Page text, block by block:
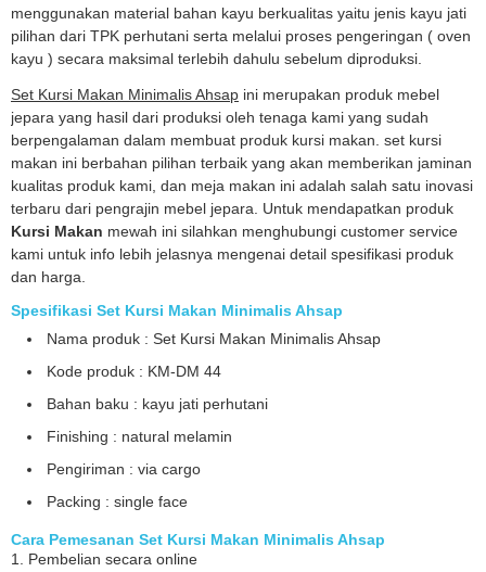
menggunakan material bahan kayu berkualitas yaitu jenis kayu jati
pilihan dari TPK perhutani serta melalui proses pengeringan ( oven
kayu ) secara maksimal terlebih dahulu sebelum diproduksi.
Set Kursi Makan Minimalis Ahsap ini merupakan produk mebel
jepara yang hasil dari produksi oleh tenaga kami yang sudah
berpengalaman dalam membuat produk kursi makan. set kursi
makan ini berbahan pilihan terbaik yang akan memberikan jaminan
kualitas produk kami, dan meja makan ini adalah salah satu inovasi
terbaru dari pengrajin mebel jepara. Untuk mendapatkan produk
Kursi Makan mewah ini silahkan menghubungi customer service
kami untuk info lebih jelasnya mengenai detail spesifikasi produk
dan harga.
Spesifikasi Set Kursi Makan Minimalis Ahsap
Nama produk : Set Kursi Makan Minimalis Ahsap
Kode produk : KM-DM 44
Bahan baku : kayu jati perhutani
Finishing : natural melamin
Pengiriman : via cargo
Packing : single face
Cara Pemesanan Set Kursi Makan Minimalis Ahsap
1. Pembelian secara online